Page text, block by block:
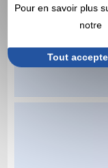
Pour en savoir plus
notre
Tout